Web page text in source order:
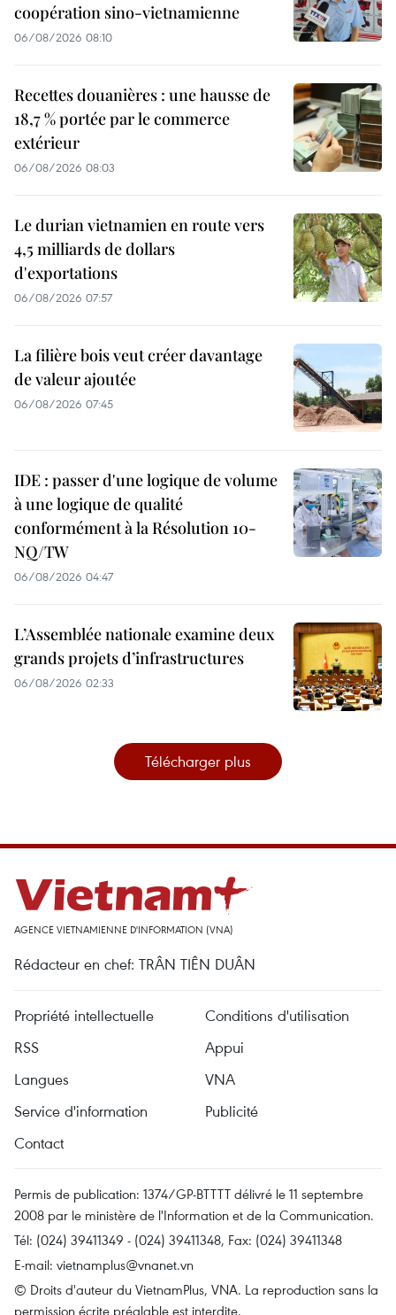
coopération sino-vietnamienne
06/08/2026 08:10
Recettes douanières : une hausse de
18,7 % portée par le commerce
extérieur
06/08/2026 08:03
Le durian vietnamien en route vers
4,5 milliards de dollars
d'exportations
06/08/2026 07:57
La filière bois veut créer davantage
de valeur ajoutée
06/08/2026 07:45
IDE : passer d'une logique de volume
à une logique de qualité
conformément à la Résolution 10-
NQ/TW
06/08/2026 04:47
L’Assemblée nationale examine deux
grands projets d’infrastructures
06/08/2026 02:33
Télécharger plus
AGENCE VIETNAMIENNE D'INFORMATION (VNA)
Rédacteur en chef: TRÂN TIÊN DUÂN
Propriété intellectuelle
Conditions d'utilisation
RSS
Appui
Langues
VNA
Service d'information
Publicité
Contact
Permis de publication: 1374/GP-BTTTT délivré le 11 septembre
2008 par le ministère de l'Information et de la Communication.
Tél: (024) 39411349 - (024) 39411348, Fax: (024) 39411348
E-mail: vietnamplus@vnanet.vn
© Droits d'auteur du VietnamPlus, VNA. La reproduction sans la
permission écrite préalable est interdite.